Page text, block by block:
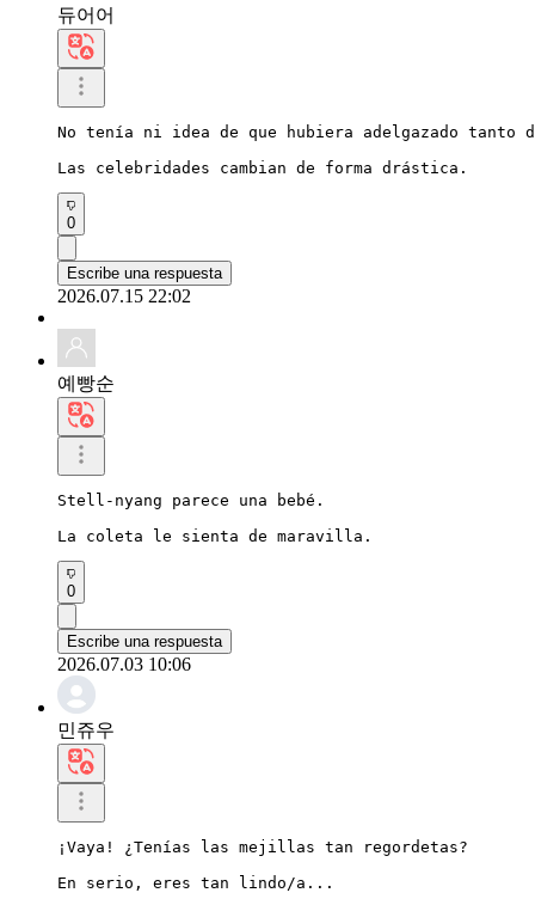
듀어어
No tenía ni idea de que hubiera adelgazado tanto
Las celebridades cambian de forma drástica.
0
Escribe una respuesta
2026.07.15 22:02
예빵순
Stell-nyang parece una bebé.
La coleta le sienta de maravilla.
0
Escribe una respuesta
2026.07.03 10:06
민쥬우
¡Vaya! ¿Tenías las mejillas tan regordetas?
En serio, eres tan lindo/a...